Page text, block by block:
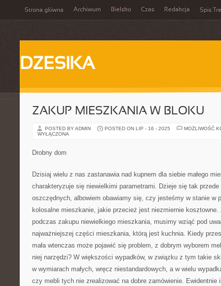
Strona główna Archiwum Bielsko Czas Redakcja Spis
DZESIKA
ZAKUP MIESZKANIA W BLOKU
POSTED BY ADMIN POSTED ON LIP - 16 - 2025
MOŻLIWOŚĆ
WYŁĄCZONA
Drobny dom
Dzisiaj wielu z nas zastanawia nad kupnem dla siebie małego
charakteryzuje się niewielkimi parametrami. Dzieje się tak
oszczędnych, albowiem obawiamy się, czy jesteśmy w stanie w
kolosalne mieszkanie, jakie przecież jest niezmiernie
podczas zakupu niewielkiego mieszkania, musimy wziąć pod
najważniejszej części mieszkania, którą jest kuchnia. Kiedy
mała wtenczas może pojawić się problem, z dobrym wyborem
niej narzędzi? W większości wypadków, w związku z tym takie
w wymiarach małych, wręcz niestandardowych, a w wielu
czy mebli tych nie zrealizować na dobre zamówienie. Ewidentnie